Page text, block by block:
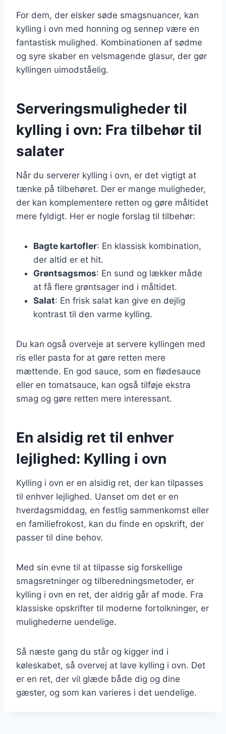
For dem, der elsker søde smagsnuancer, kan
kylling i ovn med honning og sennep være en
fantastisk mulighed. Kombinationen af sødme
og syre skaber en velsmagende glasur, der gør
kyllingen uimodståelig.
Serveringsmuligheder til
kylling i ovn: Fra tilbehør til
salater
Når du serverer kylling i ovn, er det vigtigt at
tænke på tilbehøret. Der er mange muligheder,
der kan komplementere retten og gøre måltidet
mere fyldigt. Her er nogle forslag til tilbehør:
Bagte kartofler: En klassisk kombination,
der altid er et hit.
Grøntsagsmos: En sund og lækker måde
at få flere grøntsager ind i måltidet.
Salat: En frisk salat kan give en dejlig
kontrast til den varme kylling.
Du kan også overveje at servere kyllingen med
ris eller pasta for at gøre retten mere
mættende. En god sauce, som en flødesauce
eller en tomatsauce, kan også tilføje ekstra
smag og gøre retten mere interessant.
En alsidig ret til enhver
lejlighed: Kylling i ovn
Kylling i ovn er en alsidig ret, der kan tilpasses
til enhver lejlighed. Uanset om det er en
hverdagsmiddag, en festlig sammenkomst eller
en familiefrokost, kan du finde en opskrift, der
passer til dine behov.
Med sin evne til at tilpasse sig forskellige
smagsretninger og tilberedningsmetoder, er
kylling i ovn en ret, der aldrig går af mode. Fra
klassiske opskrifter til moderne fortolkninger, er
mulighederne uendelige.
Så næste gang du står og kigger ind i
køleskabet, så overvej at lave kylling i ovn. Det
er en ret, der vil glæde både dig og dine
gæster, og som kan varieres i det uendelige.